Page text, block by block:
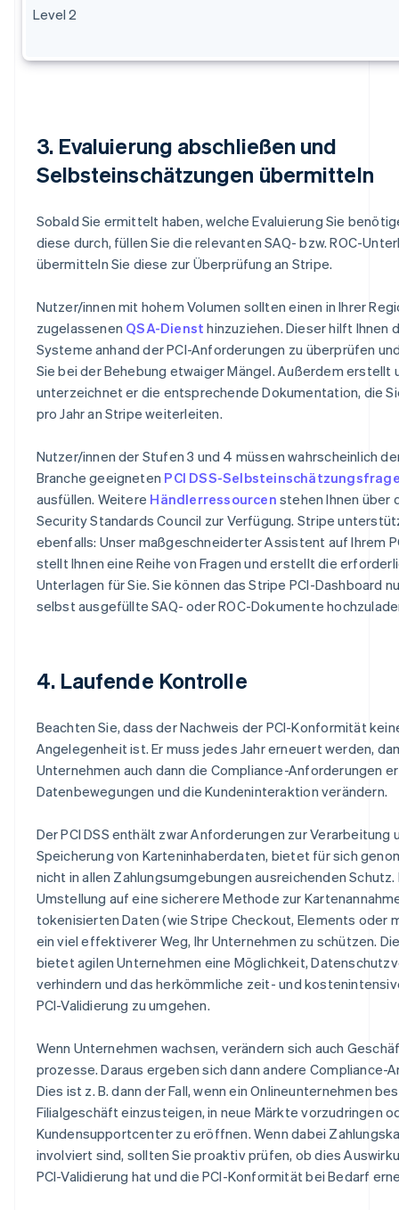
Level 2
3. Evaluierung abschließen und
Selbsteinschätzungen übermitteln
Sobald Sie ermittelt haben, welche Evaluierung Sie
diese durch, füllen Sie die relevanten SAQ- bzw. ROC-
übermitteln Sie diese zur Überprüfung an Stripe.
Nutzer/innen mit hohem Volumen sollten einen in Ihrer
zugelassenen QSA-Dienst hinzuziehen. Dieser hilft Ihnen
Systeme anhand der PCI-Anforderungen zu überprüfen
Sie bei der Behebung etwaiger Mängel. Außerdem erstellt
unterzeichnet er die entsprechende Dokumentation, die
pro Jahr an Stripe weiterleiten.
Nutzer/innen der Stufen 3 und 4 müssen wahrscheinlich
Branche geeigneten PCI DSS-
ausfüllen. Weitere Händlerressourcen stehen Ihnen über
Security Standards Council zur Verfügung. Stripe
ebenfalls: Unser maßgeschneiderter Assistent auf Ihrem
stellt Ihnen eine Reihe von Fragen und erstellt die
Unterlagen für Sie. Sie können das Stripe PCI-Dashboard
selbst ausgefüllte SAQ- oder ROC-Dokumente
4. Laufende Kontrolle
Beachten Sie, dass der Nachweis der PCI-Konformität
Angelegenheit ist. Er muss jedes Jahr erneuert werden,
Unternehmen auch dann die Compliance-Anforderungen
Datenbewegungen und die Kundeninteraktion verändern.
Der PCI DSS enthält zwar Anforderungen zur Verarbeitung
Speicherung von Karteninhaberdaten, bietet für sich
nicht in allen Zahlungsumgebungen ausreichenden
Umstellung auf eine sicherere Methode zur
tokenisierten Daten (wie Stripe Checkout, Elements oder
ein viel effektiverer Weg, Ihr Unternehmen zu schützen.
bietet agilen Unternehmen eine Möglichkeit,
verhindern und das herkömmliche zeit- und
PCI-Validierung zu umgehen.
Wenn Unternehmen wachsen, verändern sich auch
prozesse. Daraus ergeben sich dann andere Compliance-
Dies ist z. B. dann der Fall, wenn ein Onlineunternehmen
Filialgeschäft einzusteigen, in neue Märkte vorzudringen
Kundensupportcenter zu eröffnen. Wenn dabei
involviert sind, sollten Sie proaktiv prüfen, ob dies
PCI-Validierung hat und die PCI-Konformität bei Bedarf